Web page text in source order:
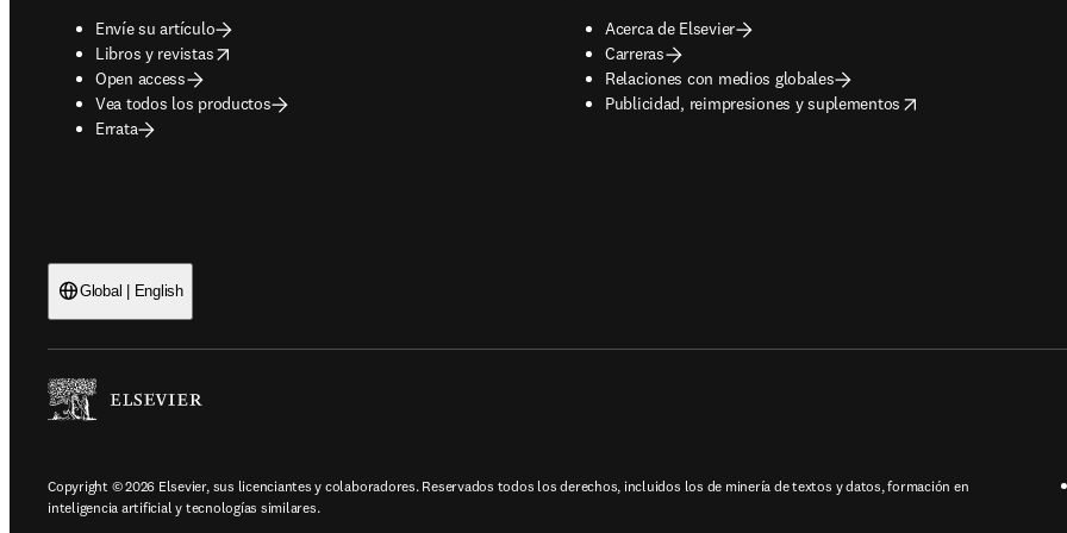
Envíe su artículo
Libros y revistas
opens in new tab/window
Open access
Vea todos los productos
Errata
Acerca de Elsevier
Carreras
Relaciones con medios globales
Publicidad, reimpresiones y suplementos
opens in new tab/window
Global | English
Copyright © 2026 Elsevier, sus licenciantes y colaboradores. Reservados todos los derechos, incluidos los de minería de textos y datos, formación en
inteligencia artificial y tecnologías similares.